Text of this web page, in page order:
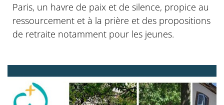
Paris, un havre de paix et de silence, propice au
ressourcement et à la prière et des propositions
de retraite notamment pour les jeunes.